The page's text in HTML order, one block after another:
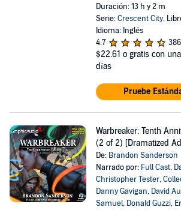
Duración: 13 h y 2 m
Serie:Crescent City,
Idioma: Inglés
4.7
$22.61 o gratis con
días
Pruebe
Warbreaker: Tenth
(2 of 2) [Dramatized
De: Brandon Sanderson
Narrado por: Full Cast,
Christopher Tester,
Danny Gavigan, David
Samuel, Donald Guzzi,